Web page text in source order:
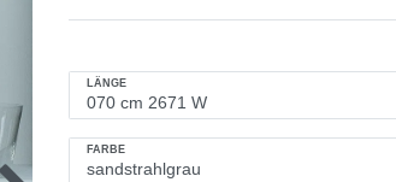
LÄNGE
FARBE